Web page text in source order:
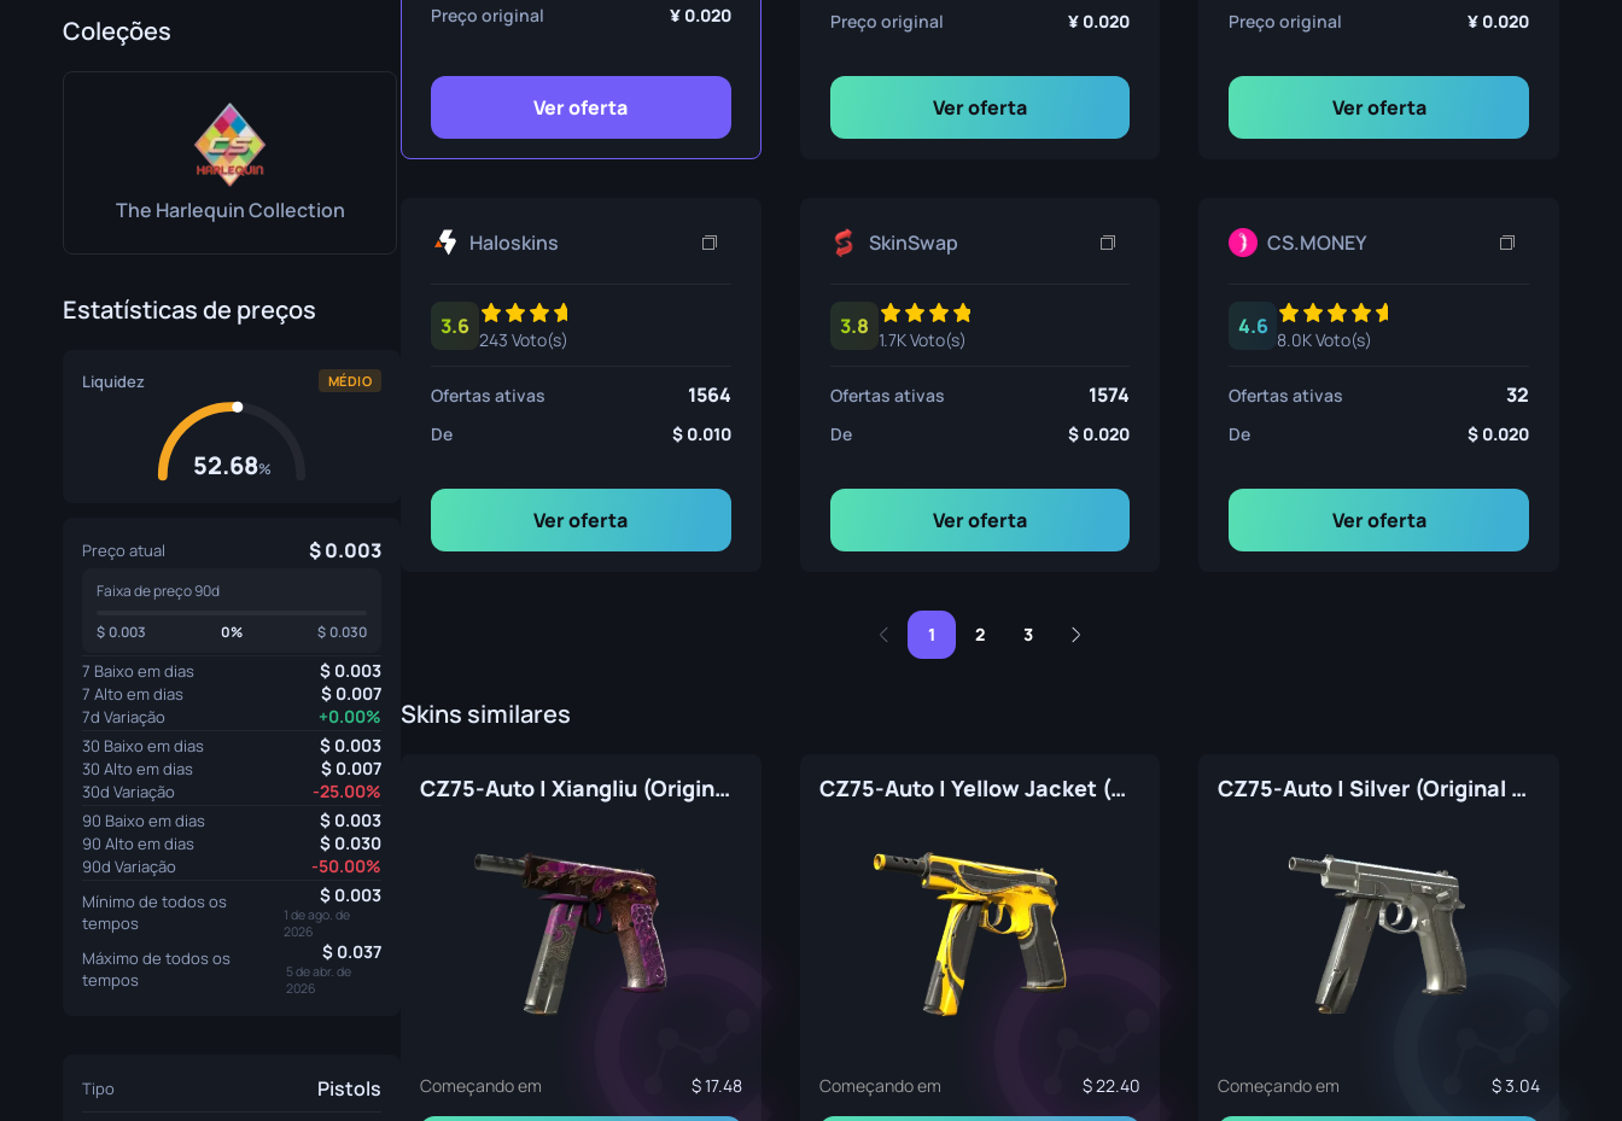
Faca de Sobrevivência
Coleções
The Harlequin Collection
Estatísticas de preços
Liquidez MÉDIO
52.68%
Preço atual 0.003
Faixa de preço 90d
0.003 0% 0.030
7 Baixo em dias 0.003
7 Alto em dias 0.007
7d Variação +0.00%
30 Baixo em dias 0.003
30 Alto em dias 0.007
30d Variação -25.00%
90 Baixo em dias 0.003
90 Alto em dias 0.030
90d Variação -50.00%
Mínimo de todos os
tempos
0.003
1 de ago. de
2026
Máximo de todos os
tempos
0.037
5 de abr. de
2026
Tipo Pistols
Preço original
0.020
Ver oferta
Preço original
0.020
Ver oferta
Preço original
0.020
Ver oferta
Haloskins
3.6
243 Voto(s)
Ofertas ativas 1564
De 0.010
Ver oferta
SkinSwap
3.8
1.7K Voto(s)
Ofertas ativas 1574
De 0.020
Ver oferta
CS.MONEY
4.6
8.0K Voto(s)
Ofertas ativas 32
De 0.020
Ver oferta
1 2 3
Skins similares
CZ75-Auto | Xiangliu (Original de Fábrica)
Começando em 17.48
CZ75-Auto | Yellow Jacket (Original de Fábrica)
Começando em 22.40
CZ75-Auto | Silver (Original de Fábrica)
Começando em 3.04